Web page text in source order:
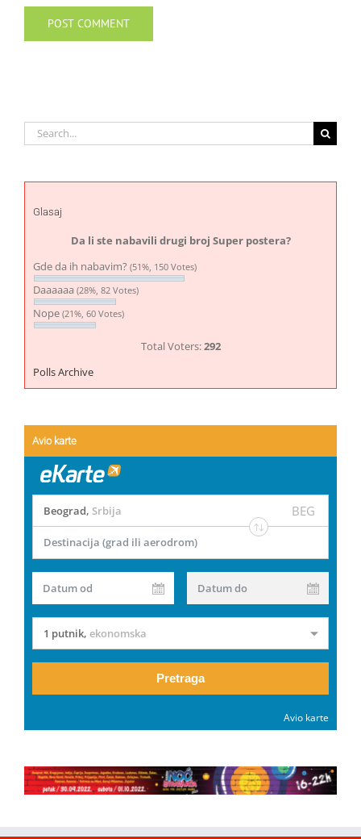
Search
for:
Glasaj
Da li ste nabavili drugi broj Super postera?
Gde da ih nabavim? (51%, 150 Votes)
Daaaaaa (28%, 82 Votes)
Nope (21%, 60 Votes)
Total Voters:292
Polls Archive
Avio karte
Beograd, Srbija BEG
Destinacija (grad ili aerodrom)
Datum od Datum do
1 putnik, ekonomska
Pretraga
Avio karte